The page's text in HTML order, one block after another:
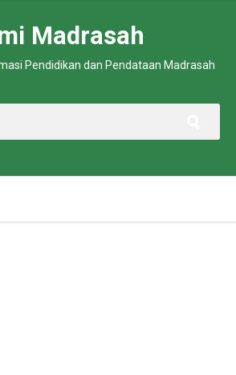
Madrasah
Pendidikan dan Pendataan Madrasah